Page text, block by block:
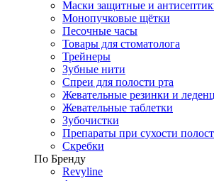
Маски защитные и
Монопучковые щётки
Песочные часы
Товары для стоматолога
Трейнеры
Зубные нити
Спреи для полости рта
Жевательные резинки и
Жевательные таблетки
Зубочистки
Препараты при сухости
Скребки
По Бренду
Revyline